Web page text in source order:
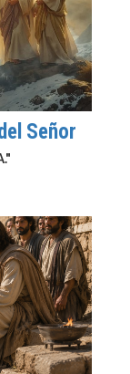
Señor